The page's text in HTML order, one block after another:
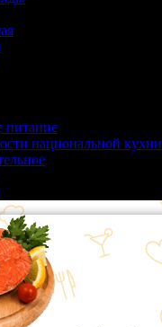
питание
национальной кухни